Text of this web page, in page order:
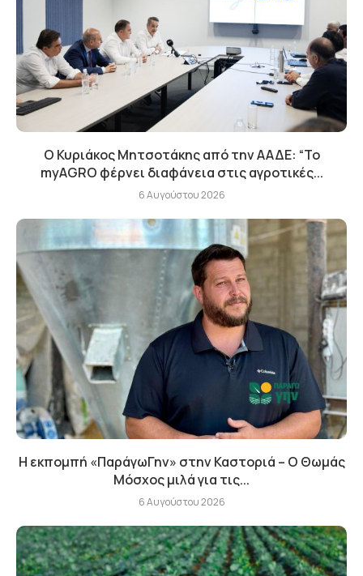
Ο Κυριάκος Μητσοτάκης από την ΑΑΔΕ: “Το
myAGRO φέρνει διαφάνεια στις αγροτικές...
6 Αυγούστου 2026
Η εκπομπή «ΠαράγωΓην» στην Καστοριά – Ο Θωμάς
Μόσχος μιλά για τις...
6 Αυγούστου 2026